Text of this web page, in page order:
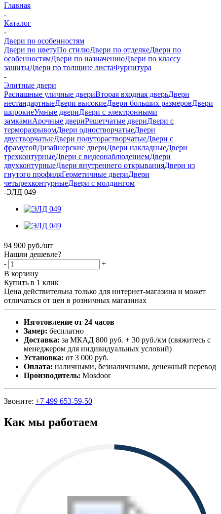
Главная
-
Каталог
-
Двери по особенностям
Двери по цветуПо стилюДвери по отделкеДвери по
особенностямДвери по назначениюДвери по классу
защитыДвери по толщине листаФурнитура
-
Элитные двери
Распашные уличные двериВторая входная дверьДвери
нестандартныеДвери высокиеДвери больших размеровДвери
широкиеУмные двериДвери с электронными
замкамиАрочные двериРешетчатые двериДвери с
терморазрывомДвери одностворчатыеДвери
двустворчатыеДвери полуторастворчатыеДвери с
фрамугойДизайнерские двериДвери накладныеДвери
трехконтурныеДвери с видеонаблюдениемДвери
двухконтурныеДвери внутреннего открыванияДвери из
гнутого профиляГерметичные двериДвери
четырехконтурныеДвери с молдингом
-ЭЛД 049
94 900 руб./шт
Нашли дешевле?
-
+
В корзину
Купить в 1 клик
Цена действительна только для интернет-магазина и может
отличаться от цен в розничных магазинах
Изготовление от 24 часов
Замер: бесплатно
Доставка: за МКАД 800 руб. + 30 руб./км (свяжитесь с
менеджером для индивидуальных условий)
Установка: от 3 000 руб.
Оплата: наличными, безналичными, денежный перевод
Производитель: Mosdoor
Звоните: +7 499 653-59-50
Как мы работаем